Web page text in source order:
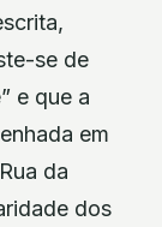
se de
e que a
em
da
dos